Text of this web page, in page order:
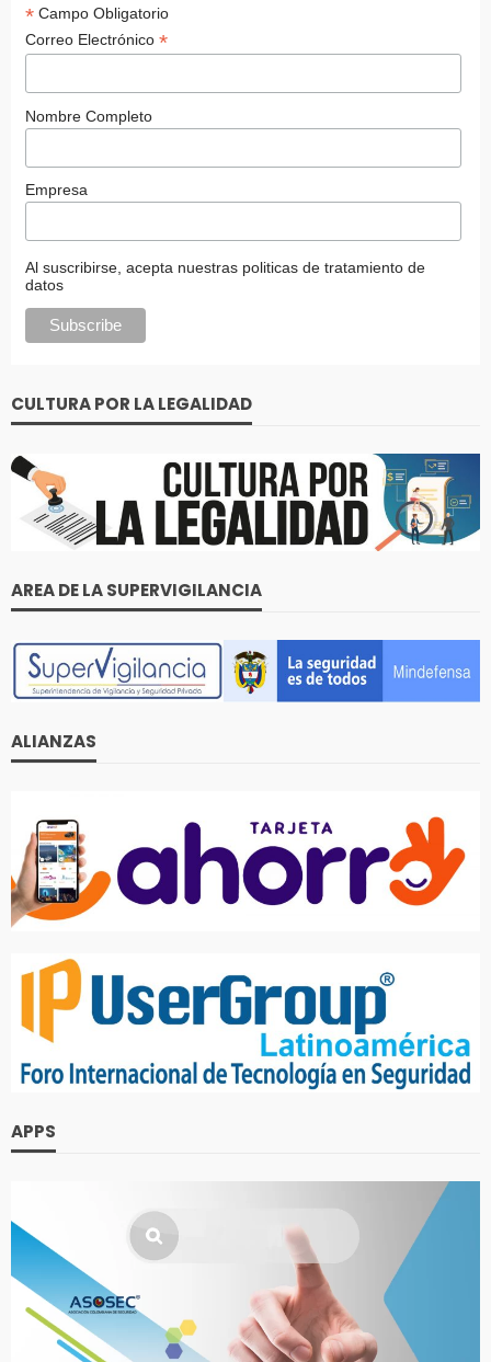
*Campo Obligatorio
Correo Electrónico *
Nombre Completo
Empresa
Al suscribirse, acepta nuestras politicas de tratamiento de
datos
CULTURA POR LA LEGALIDAD
AREA DE LA SUPERVIGILANCIA
ALIANZAS
APPS